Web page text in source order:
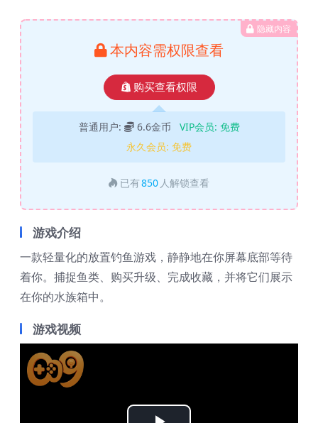
隐藏内容
本内容需权限查看
购买查看权限
普通用户: 6.6金币 VIP会员: 免费
永久会员: 免费
已有850 人解锁查看
游戏介绍
一款轻量化的放置钓鱼游戏，静静地在你屏幕底部等待
着你。捕捉鱼类、购买升级、完成收藏，并将它们展示
在你的水族箱中。
游戏视频